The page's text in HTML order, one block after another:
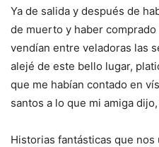
Ya de salida y después de
de muerto y haber comprado
vendían entre veladoras las
alejé de este bello lugar,
que me habían contado en
santos a lo que mi amiga dijo,
Historias fantásticas que